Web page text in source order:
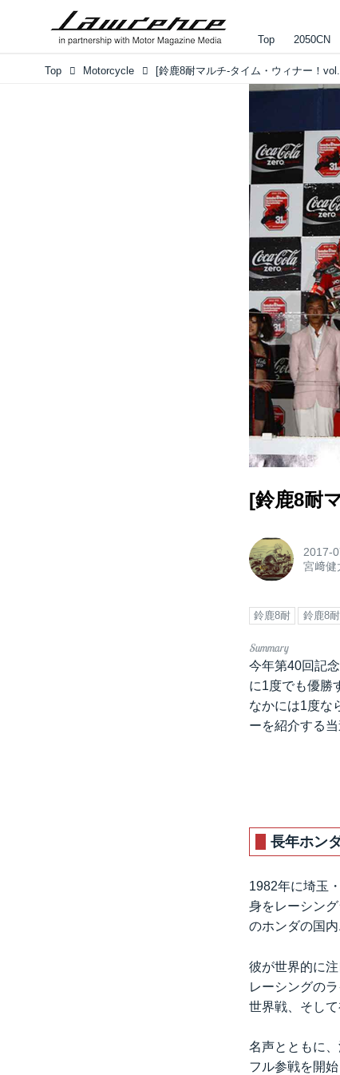
Top 2050CN
Top Motorcycle [鈴鹿8耐マルチ-タイム・ウィナー！
[鈴鹿8耐
2017-
宮﨑健
鈴鹿8耐 鈴鹿8
今年第40回記
に1度でも優勝
なかには1度な
ーを紹介する
長年ホン
1982年に埼玉
身をレーシン
のホンダの国
彼が世界的に
レーシングの
世界戦、そし
名声とともに
フル参戦を開